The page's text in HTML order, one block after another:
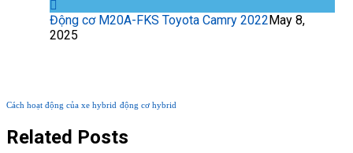
Động cơ M20A-FKS Toyota Camry 2022May 8,
2025
Cách hoạt động của xe hybrid động cơ hybrid
Related Posts